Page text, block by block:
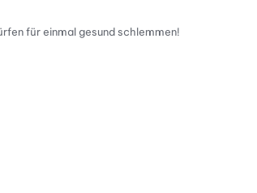
für einmal gesund schlemmen!